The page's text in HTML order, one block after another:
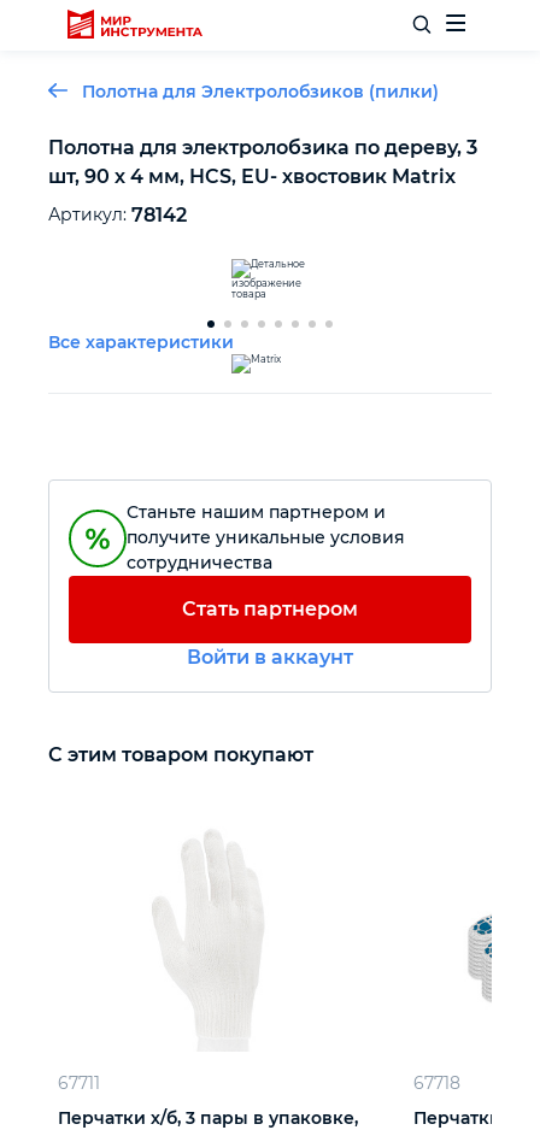
Отделочный инструмент
Столярный инструмент
Силовое оборудование
Крепежный инструмент
Полотна для Электролобзиков (пилки)
Полотна для электролобзика по дереву, 3
шт, 90 х 4 мм, HCS, EU- хвостовик Matrix
Артикул: 78142
Все характеристики
Станьте нашим партнером и
получите уникальные условия
сотрудничества
Стать партнером
Войти в аккаунт
С этим товаром покупают
67711
Перчатки х/б, 3 пары в упаковке,
67718
Перчатки х/